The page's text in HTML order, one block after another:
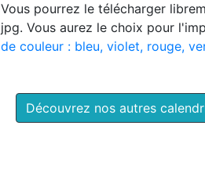
Vous pourrez le télécharger
jpg. Vous aurez le choix pour
de couleur : bleu, violet, rouge,
Découvrez nos autres